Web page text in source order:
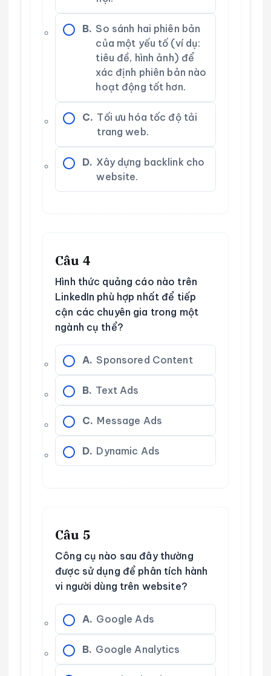
B. So sánh hai phiên bản
của một yếu tố (ví dụ:
tiêu đề, hình ảnh) để
xác định phiên bản nào
hoạt động tốt hơn.
C. Tối ưu hóa tốc độ tải
trang web.
D. Xây dựng backlink cho
website.
Câu 4
Hình thức quảng cáo nào trên
LinkedIn phù hợp nhất để tiếp
cận các chuyên gia trong một
ngành cụ thể?
A. Sponsored Content
B. Text Ads
C. Message Ads
D. Dynamic Ads
Câu 5
Công cụ nào sau đây thường
được sử dụng để phân tích hành
vi người dùng trên website?
A. Google Ads
B. Google Analytics